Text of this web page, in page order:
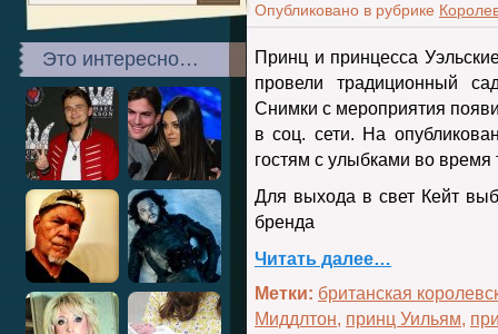
Это интересно…
Опубликовано в рубрике
Принц и принцесса
провели традиционный
Снимки с мероприятия
в соц. сети. На
гостям с улыбками во
Для выхода в свет Кейт
бренда
Читать далее…
Метки: британская
Миддлтон, принц Уильям,